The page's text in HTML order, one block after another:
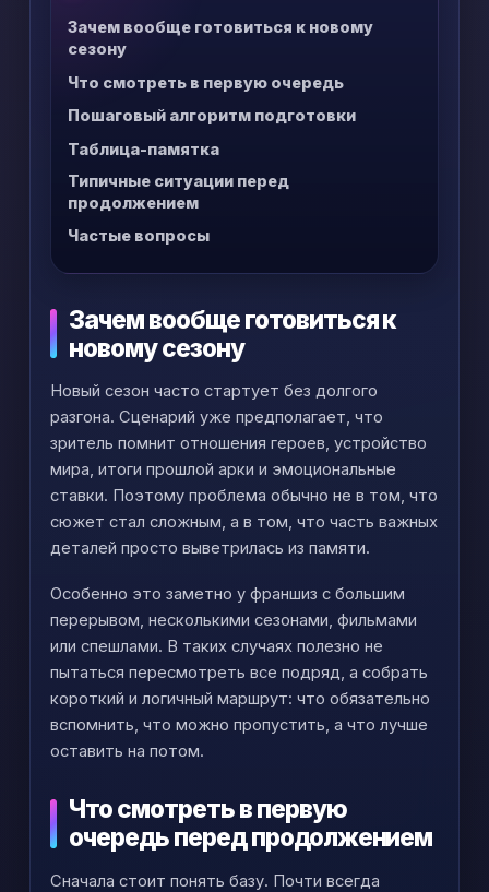
Зачем вообще готовиться к новому
сезону
Что смотреть в первую очередь
Пошаговый алгоритм подготовки
Таблица-памятка
Типичные ситуации перед
продолжением
Частые вопросы
Зачем вообще готовиться к
новому сезону
Новый сезон часто стартует без долгого
разгона. Сценарий уже предполагает, что
зритель помнит отношения героев, устройство
мира, итоги прошлой арки и эмоциональные
ставки. Поэтому проблема обычно не в том, что
сюжет стал сложным, а в том, что часть важных
деталей просто выветрилась из памяти.
Особенно это заметно у франшиз с большим
перерывом, несколькими сезонами, фильмами
или спешлами. В таких случаях полезно не
пытаться пересмотреть все подряд, а собрать
короткий и логичный маршрут: что обязательно
вспомнить, что можно пропустить, а что лучше
оставить на потом.
Что смотреть в первую
очередь перед продолжением
Сначала стоит понять базу. Почти всегда